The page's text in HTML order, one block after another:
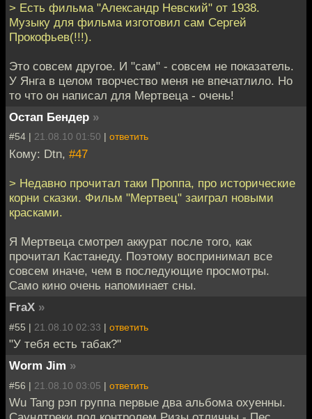
> Есть фильма "Александр Невский" от 1938.
Музыку для фильма изготовил сам Сергей
Прокофьев(!!!).
Это совсем другое. И "сам" - совсем не показатель.
У Янга в целом творчество меня не впечатлило. Но
то что он написал для Мертвеца - очень!
Остап Бендер »
#54 | 21.08.10 01:50 | ответить
Кому: Dtn, #47
> Недавно прочитал таки Проппа, про исторические
корни сказки. Фильм "Мертвец" заиграл новыми
красками.
Я Мертвеца смотрел аккурат после того, как
прочитал Кастанеду. Поэтому воспринимал все
совсем иначе, чем в последующие просмотры.
Само кино очень напоминает сны.
FraX »
#55 | 21.08.10 02:33 | ответить
"У тебя есть табак?"
Worm Jim »
#56 | 21.08.10 03:05 | ответить
Wu Tang рэп группа первые два альбома охуенны.